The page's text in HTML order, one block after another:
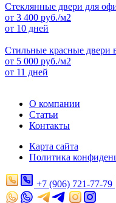
Стеклянные двери для
от 3 400 руб./м2
от 10 дней
Стильные красные двери
от 5 000 руб./м2
от 11 дней
О компании
Статьи
Контакты
Карта сайта
Политика
+7 (906) 721-77-79